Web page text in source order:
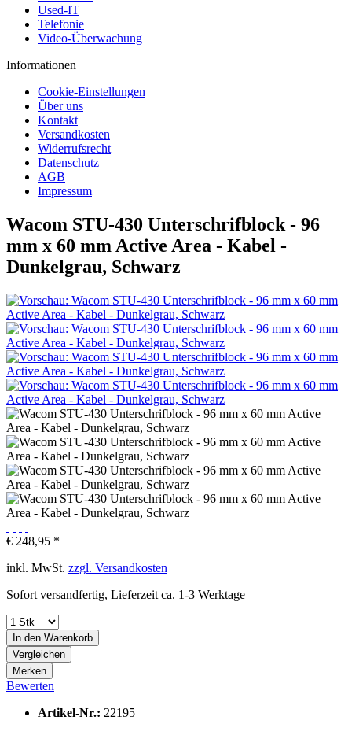
Used-IT
Telefonie
Video-Überwachung
Informationen
Cookie-Einstellungen
Über uns
Kontakt
Versandkosten
Widerrufsrecht
Datenschutz
AGB
Impressum
Wacom STU-430 Unterschrifblock - 96
mm x 60 mm Active Area - Kabel -
Dunkelgrau, Schwarz
€ 248,95 *
inkl. MwSt. zzgl. Versandkosten
Sofort versandfertig, Lieferzeit ca. 1-3 Werktage
In den Warenkorb
Vergleichen
Merken
Bewerten
Artikel-Nr.: 22195